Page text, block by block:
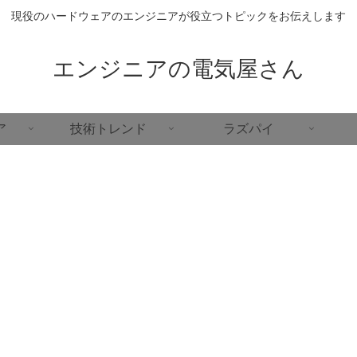
現役のハードウェアのエンジニアが役立つトピックをお伝えします
エンジニアの電気屋さん
技術トレンド ラズパイ